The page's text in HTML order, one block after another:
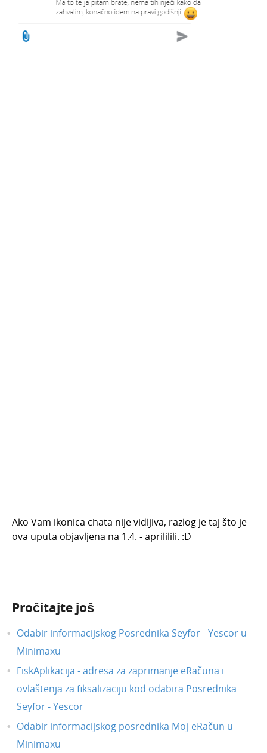
Ako Vam ikonica chata nije vidljiva, razlog je taj što je
ova uputa objavljena na 1.4. - aprililili. :D
Pročitajte još
Odabir informacijskog Posrednika Seyfor - Yescor u
Minimaxu
FiskAplikacija - adresa za zaprimanje eRačuna i
ovlaštenja za fiksalizaciju kod odabira Posrednika
Seyfor - Yescor
Odabir informacijskog posrednika Moj-eRačun u
Minimaxu